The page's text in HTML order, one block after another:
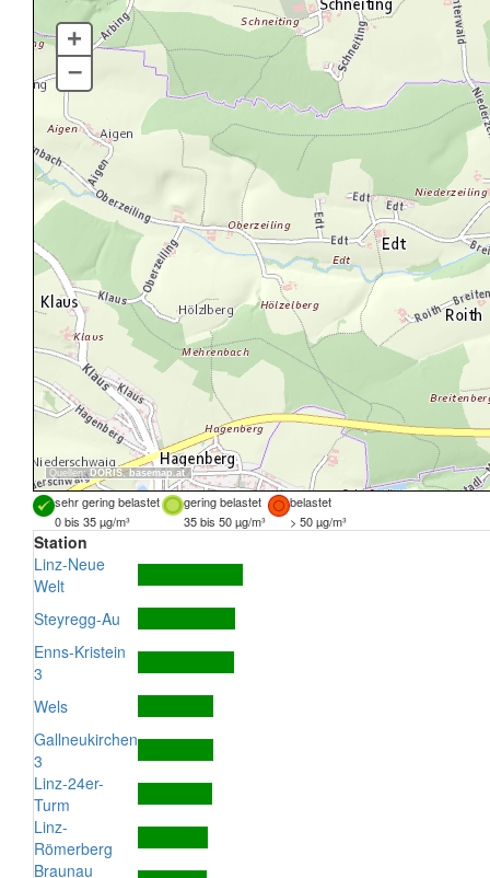
Quellen: DORIS,basemap.at
+
–
sehr gering belastet gering belastet
belastet
0 bis 35 µg/m³
35 bis 50 µg/m³ > 50 µg/m³
Station
Linz-Neue
Welt
Steyregg-Au
Enns-Kristein
3
Wels
Gallneukirchen
3
Linz-24er-
Turm
Linz-
Römerberg
Braunau